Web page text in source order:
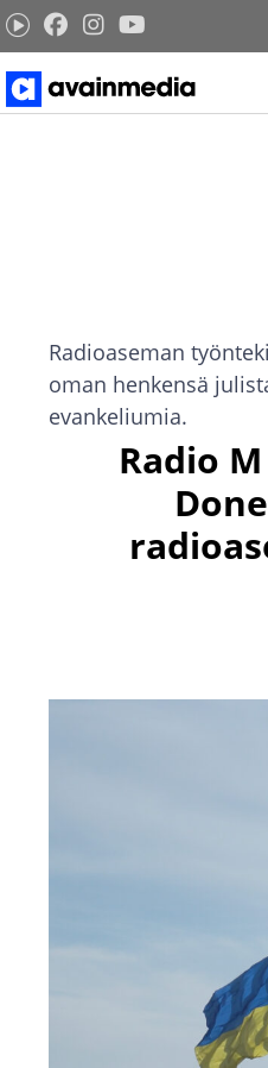
Siirry
sisältöön
Radioaseman
oman henkensä
evankeliumia.
Radio